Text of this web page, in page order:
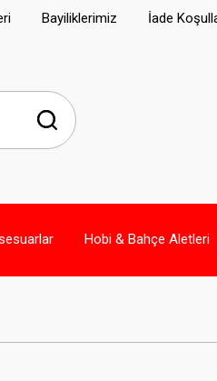
Bayiliklerimiz İade
Hobi & Bahçe Aletleri